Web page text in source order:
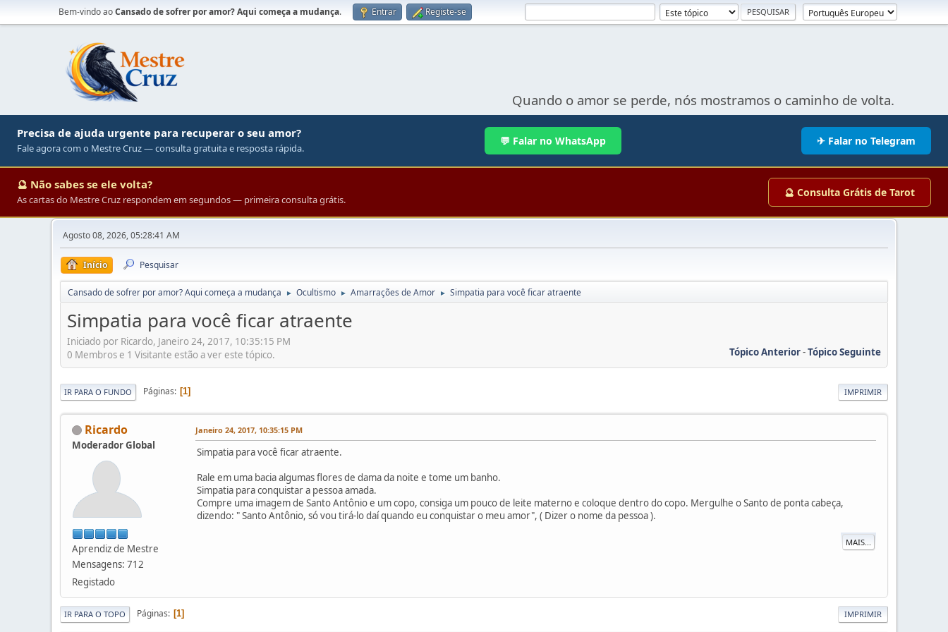
Bem-vindo aoCansado de sofrer por amor? Aqui começa a mudança. Entrar Registe-se
Quando o amor se perde, nós mostramos o caminho de volta.
Precisa de ajuda urgente para recuperar o seu amor?
Fale agora com o Mestre Cruz — consulta gratuita e resposta rápida.
💬 Falar no WhatsApp ✈ Falar no Telegram
🔮 Não sabes se ele volta?
As cartas do Mestre Cruz respondem em segundos — primeira consulta grátis.
🔮 Consulta Grátis de Tarot
Agosto 08, 2026, 05:28:41 AM
Início Pesquisar
Cansado de sofrer por amor? Aqui começa a mudança ► Ocultismo ► Amarrações de Amor ► Simpatia para você ficar atraente
Simpatia para você ficar atraente
Iniciado por Ricardo, Janeiro 24, 2017, 10:35:15 PM
Tópico Anterior-Tópico Seguinte
0 Membros e 1 Visitante estão a ver este tópico.
IMPRIMIR
IR PARA O FUNDO Páginas 1
Ricardo
Moderador Global
Aprendiz de Mestre
Mensagens: 712
Registado
Janeiro 24, 2017, 10:35:15 PM
Simpatia para você ficar atraente.
Rale em uma bacia algumas flores de dama da noite e tome um banho.
Simpatia para conquistar a pessoa amada.
Compre uma imagem de Santo Antônio e um copo, consiga um pouco de leite materno e coloque dentro do copo. Mergulhe o Santo de ponta cabeça,
dizendo: " Santo Antônio, só vou tirá-lo daí quando eu conquistar o meu amor", ( Dizer o nome da pessoa ).
MAIS...
IMPRIMIR
IR PARA O TOPO Páginas 1